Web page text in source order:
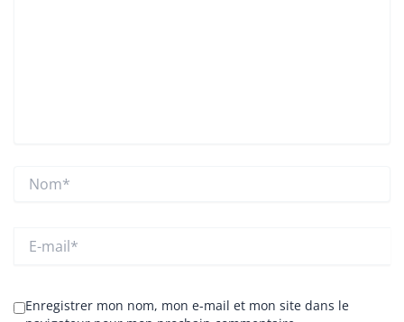
mail*
Enregistrer mon nom, mon e-mail et mon site dans le